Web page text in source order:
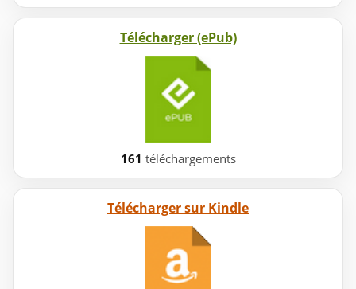
Télécharger (ePub)
161 téléchargements
Télécharger sur Kindle